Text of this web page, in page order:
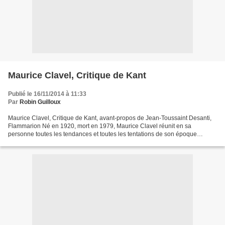
Maurice Clavel, Critique de Kant
Publié le 16/11/2014 à 11:33
Par Robin Guilloux
Maurice Clavel, Critique de Kant, avant-propos de Jean-Toussaint Desanti,
Flammarion Né en 1920, mort en 1979, Maurice Clavel réunit en sa
personne toutes les tendances et toutes les tentations de son époque